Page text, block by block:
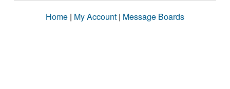
Home | My Account | Message Boards